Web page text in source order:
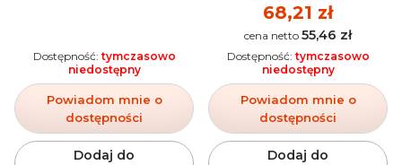
Powiadom mnie o
dostępności
Dostępność: tymczasowo
niedostępny
Dodaj do
Cena
68,21 zł
Cena 55,46 zł
Powiadom mnie o
dostępności
Dostępność: tymczasowo
niedostępny
Dodaj do